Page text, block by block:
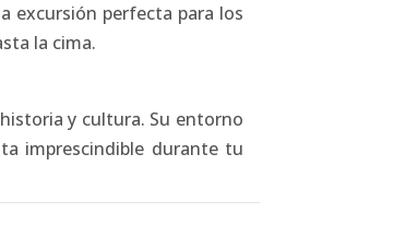
excursión perfecta para los
la cima.
y cultura. Su entorno
imprescindible durante tu